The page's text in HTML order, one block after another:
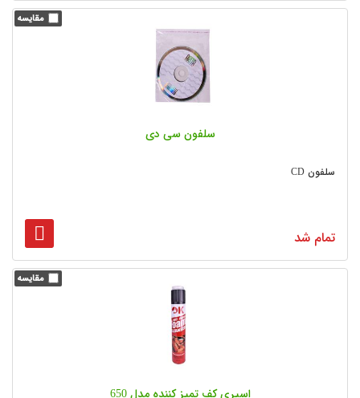
سلفون سی دی
سلفون CD
تمام شد
اسپری کف تمیز کننده مدل 650